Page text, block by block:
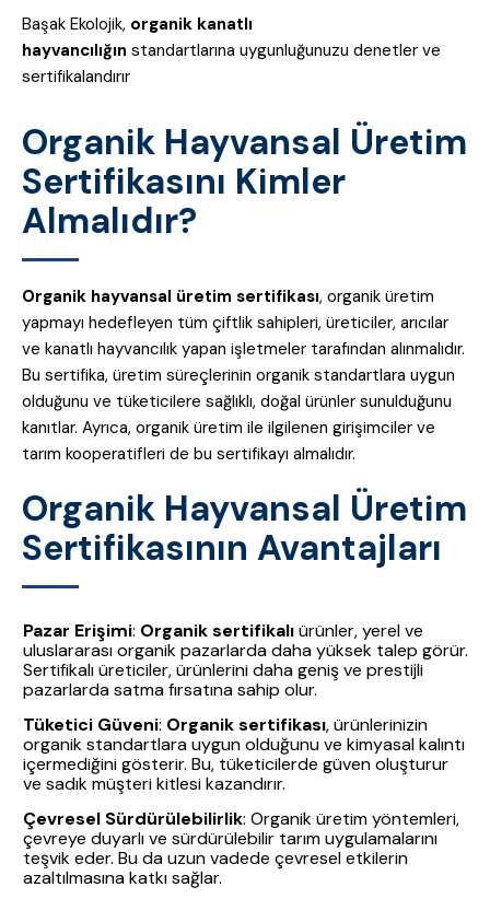
Başak Ekolojik, organik kanatlı
hayvancılığın standartlarına uygunluğunuzu denetler ve
sertifikalandırır
Organik Hayvansal Üretim
Sertifikasını Kimler
Almalıdır?
Organik hayvansal üretim sertifikası, organik üretim
yapmayı hedefleyen tüm çiftlik sahipleri, üreticiler, arıcılar
ve kanatlı hayvancılık yapan işletmeler tarafından alınmalıdır.
Bu sertifika, üretim süreçlerinin organik standartlara uygun
olduğunu ve tüketicilere sağlıklı, doğal ürünler sunulduğunu
kanıtlar. Ayrıca, organik üretim ile ilgilenen girişimciler ve
tarım kooperatifleri de bu sertifikayı almalıdır.
Organik Hayvansal Üretim
Sertifikasının Avantajları
Pazar Erişimi: Organik sertifikalıürünler, yerel ve
uluslararası organik pazarlarda daha yüksek talep görür.
Sertifikalı üreticiler, ürünlerini daha geniş ve prestijli
pazarlarda satma fırsatına sahip olur.
Tüketici Güveni: Organik sertifikası, ürünlerinizin
organik standartlara uygun olduğunu ve kimyasal kalıntı
içermediğini gösterir. Bu, tüketicilerde güven oluşturur
ve sadık müşteri kitlesi kazandırır.
Çevresel Sürdürülebilirlik: Organik üretim yöntemleri,
çevreye duyarlı ve sürdürülebilir tarım uygulamalarını
teşvik eder. Bu da uzun vadede çevresel etkilerin
azaltılmasına katkı sağlar.